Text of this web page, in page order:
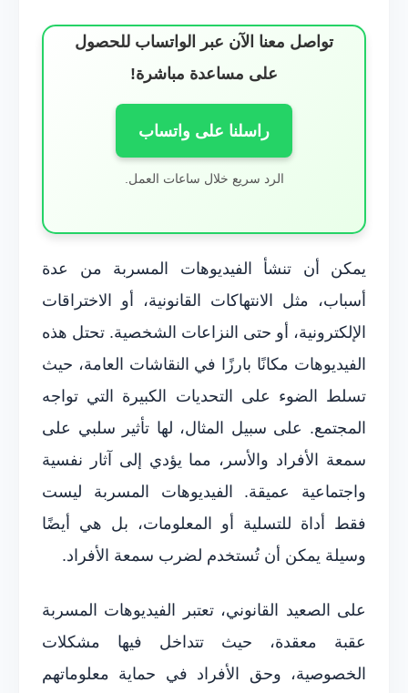
تواصل معنا الآن عبر الواتساب للحصول
على مساعدة مباشرة!
راسلنا على واتساب
الرد سريع خلال ساعات العمل.
يمكن أن تنشأ الفيديوهات المسربة من عدة
أسباب، مثل الانتهاكات القانونية، أو الاختراقات
الإلكترونية، أو حتى النزاعات الشخصية. تحتل هذه
الفيديوهات مكانًا بارزًا في النقاشات العامة، حيث
تسلط الضوء على التحديات الكبيرة التي تواجه
المجتمع. على سبيل المثال، لها تأثير سلبي على
سمعة الأفراد والأسر، مما يؤدي إلى آثار نفسية
واجتماعية عميقة. الفيديوهات المسربة ليست
فقط أداة للتسلية أو المعلومات، بل هي أيضًا
وسيلة يمكن أن تُستخدم لضرب سمعة الأفراد.
على الصعيد القانوني، تعتبر الفيديوهات المسربة
عقبة معقدة، حيث تتداخل فيها مشكلات
الخصوصية، وحق الأفراد في حماية معلوماتهم